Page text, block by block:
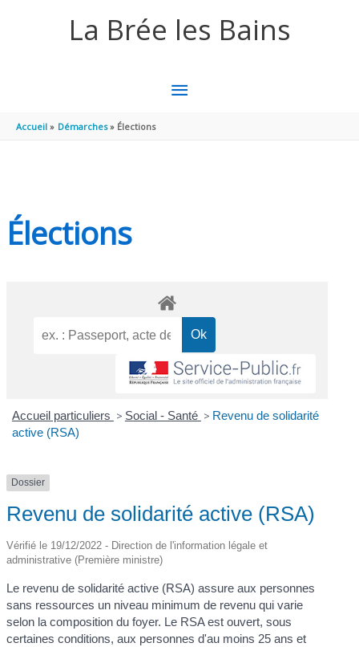
La Brée les Bains
MENU
Accueil Démarches Élections
Élections
Accueil particuliers > Social - Santé > Revenu de solidarité
active (RSA)
Dossier
Revenu de solidarité active (RSA)
Vérifié le 19/12/2022 - Direction de l'information légale et
administrative (Première ministre)
Le revenu de solidarité active (RSA) assure aux personnes
sans ressources un niveau minimum de revenu qui varie
selon la composition du foyer. Le RSA est ouvert, sous
certaines conditions, aux personnes d'au moins 25 ans et